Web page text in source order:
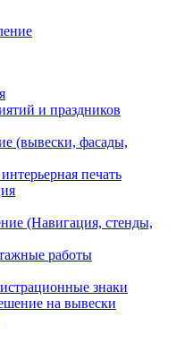
и праздников
(вывески, фасады,
печать
(Навигация, стенды,
работы
знаки
на вывески